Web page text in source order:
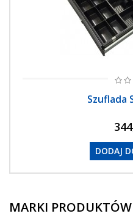
Szuflada
DODAJ
MARKI PRODUKTÓW